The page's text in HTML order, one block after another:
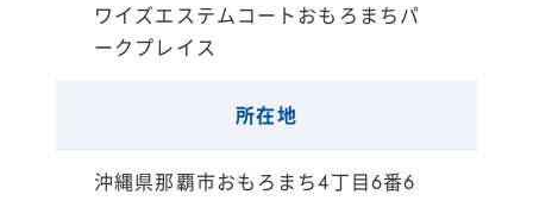
ワイズエステムコートおもろまちパ
ークプレイス
所在地
沖縄県那覇市おもろまち4丁目6番6